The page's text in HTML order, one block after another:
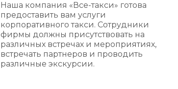
Наша компания «Все-такси» готова
предоставить вам услуги
корпоративного такси. Сотрудники
фирмы должны присутствовать на
различных встречах и мероприятиях,
встречать партнеров и проводить
различные экскурсии.